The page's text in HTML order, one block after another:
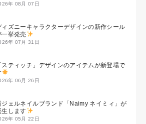
年 08月 07日
ィズニーキャラクターデザインの新作シール
一挙発売
年 07月 31日
スティッチ」デザインのアイテムが新登場で
年 06月 26日
ジェルネイルブランド「Naimy ネイミィ」が
生します
年 05月 22日